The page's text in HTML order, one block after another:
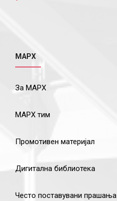
МАРХ
За МАРХ
МАРХ тим
Промотивен материјал
Дигитална библиотека
Често поставувани прашања